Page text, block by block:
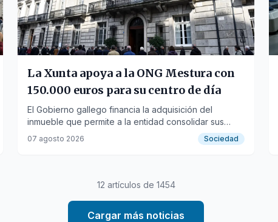
La Xunta apoya a la ONG Mestura con
150.000 euros para su centro de día
El Gobierno gallego financia la adquisición del
inmueble que permite a la entidad consolidar sus
servicios de atención a la población migrante en
Culleredo.
07 agosto 2026 Sociedad
12 artículos de 1454
Cargar más noticias